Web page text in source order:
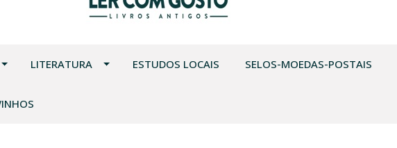
LITERATURA ESTUDOS LOCAIS SELOS-MOEDAS-POSTAIS